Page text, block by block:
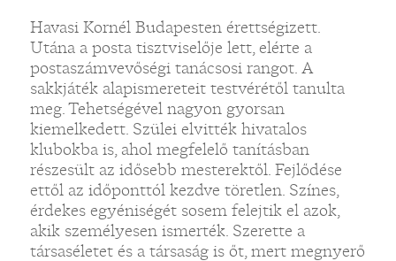
Havasi Kornél Budapesten érettségizett.
Utána a posta tisztviselője lett, elérte a
postaszámvevőségi tanácsosi rangot. A
sakkjáték alapismereteit testvérétől tanulta
meg. Tehetségével nagyon gyorsan
kiemelkedett. Szülei elvitték hivatalos
klubokba is, ahol megfelelő tanításban
részesült az idősebb mesterektől. Fejlődése
ettől az időponttól kezdve töretlen. Színes,
érdekes egyéniségét sosem felejtik el azok,
akik személyesen ismerték. Szerette a
társaséletet és a társaság is őt, mert megnyerő